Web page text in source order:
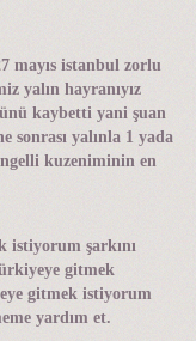
mayıs istanbul zorlu
yalın hayranıyız
kaybetti yani şuan
sonrası yalınla 1 yada
kuzeniminin en
istiyorum şarkını
gitmek
gitmek istiyorum
yardım et.